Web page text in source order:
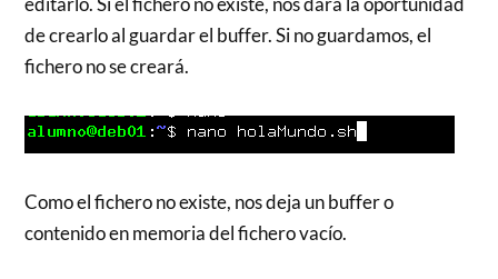
de crearlo al guardar el buffer. Si no guardamos, el
fichero no se creará.
Como el fichero no existe, nos deja un buffer o
contenido en memoria del fichero vacío.